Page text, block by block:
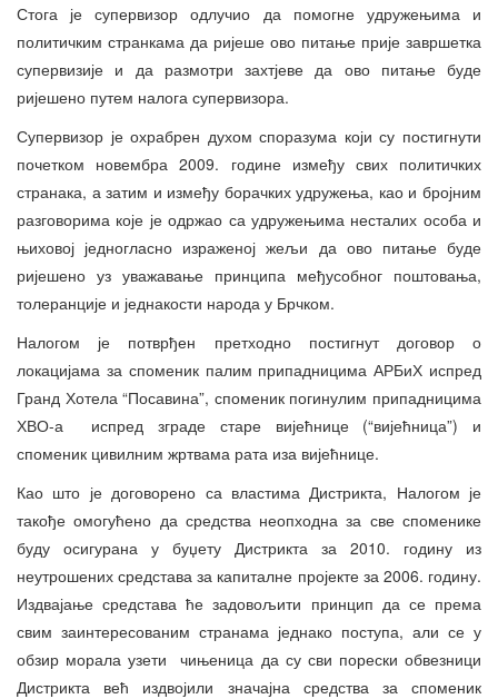
Стога је супервизор одлучио да помогне удружењима и
политичким странкама да ријеше ово питање прије завршетка
супервизије и да размотри захтјеве да ово питање буде
ријешено путем налога супервизора.
Супервизор је охрабрен духом споразума који су постигнути
почетком новембра 2009. године између свих политичких
странака, а затим и између борачких удружења, као и бројним
разговорима које је одржао са удружењима несталих особа и
њиховој једногласно израженој жељи да ово питање буде
ријешено уз уважавање принципа међусобног поштовања,
толеранције и једнакости народа у Брчком.
Налогом је потврђен претходно постигнут договор о
локацијама за споменик палим припадницима АРБиХ испред
Гранд Хотела “Посавина”, споменик погинулим припадницима
ХВО-а испред зграде старе вијећнице (“вијећница”) и
споменик цивилним жртвама рата иза вијећнице.
Као што је договорено са властима Дистрикта, Налогом је
такође омогућено да средства неопходна за све споменике
буду осигурана у буџету Дистрикта за 2010. годину из
неутрошених средстава за капиталне пројекте за 2006. годину.
Издвајање средстава ће задовољити принцип да се према
свим заинтересованим странама једнако поступа, али се у
обзир морала узети чињеница да су сви порески обвезници
Дистрикта већ издвојили значајна средства за споменик